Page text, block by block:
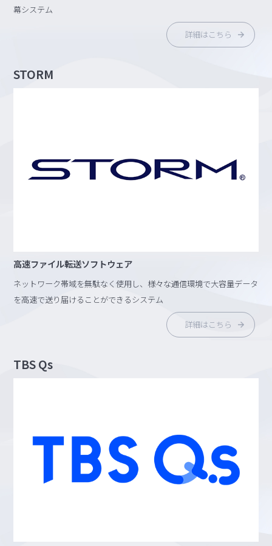
幕システム
詳細はこちら
STORM
高速ファイル転送ソフトウェア
ネットワーク帯域を無駄なく使用し、様々な通信環境で大容量データ
を高速で送り届けることができるシステム
詳細はこちら
TBS Qs